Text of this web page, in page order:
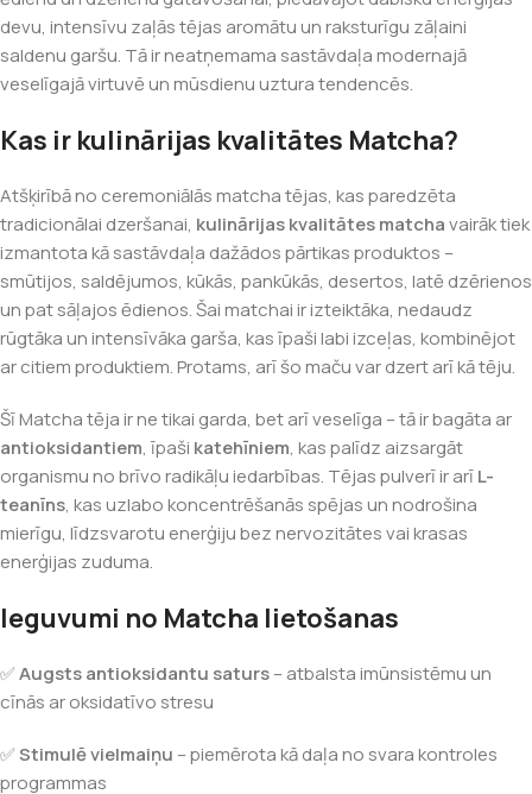
devu, intensīvu zaļās tējas aromātu un raksturīgu zāļaini
saldenu garšu. Tā ir neatņemama sastāvdaļa modernajā
veselīgajā virtuvē un mūsdienu uztura tendencēs.
Kas ir kulinārijas kvalitātes Matcha?
Atšķirībā no ceremoniālās matcha tējas, kas paredzēta
tradicionālai dzeršanai, kulinārijas kvalitātes matchavairāk tiek
izmantota kā sastāvdaļa dažādos pārtikas produktos –
smūtijos, saldējumos, kūkās, pankūkās, desertos, latē dzērienos
un pat sāļajos ēdienos. Šai matchai ir izteiktāka, nedaudz
rūgtāka un intensīvāka garša, kas īpaši labi izceļas, kombinējot
ar citiem produktiem. Protams, arī šo maču var dzert arī kā tēju.
Šī Matcha tēja ir ne tikai garda, bet arī veselīga – tā ir bagāta ar
antioksidantiem, īpaši katehīniem, kas palīdz aizsargāt
organismu no brīvo radikāļu iedarbības. Tējas pulverī ir arīL-
teanīns, kas uzlabo koncentrēšanās spējas un nodrošina
mierīgu, līdzsvarotu enerģiju bez nervozitātes vai krasas
enerģijas zuduma.
Ieguvumi no Matcha lietošanas
✅Augsts antioksidantu saturs– atbalsta imūnsistēmu un
cīnās ar oksidatīvo stresu
✅Stimulē vielmaiņu – piemērota kā daļa no svara kontroles
programmas